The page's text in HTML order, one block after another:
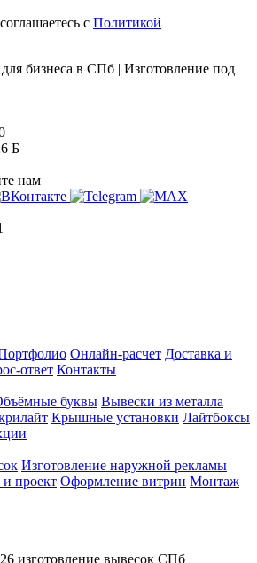
с Политикой
Б
нам
Онлайн-расчет Доставка и
ответ Контакты
буквы Вывески из металла
Крышные установки Лайтбоксы
Изготовление наружной рекламы
проект Оформление витрин Монтаж
изготовление вывесок СПб